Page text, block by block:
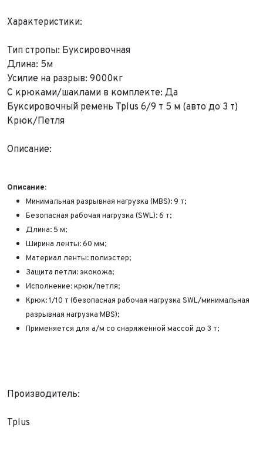
Характеристики:
Тип стропы: Буксировочная
Длина: 5м
Усилие на разрыв: 9000кг
С крюками/шаклами в комплекте: Да
Буксировочный ремень Tplus 6/9 т 5 м (авто до 3 т)
Крюк/Петля
Описание:
Описание:
Минимальная разрывная нагрузка (MBS): 9 т;
Безопасная рабочая нагрузка (SWL): 6 т;
Длина: 5 м;
Ширина ленты: 60 мм;
Материал ленты: полиэстер;
Защита петли: экокожа;
Исполнение: крюк/петля;
Крюк: 1/10 т (безопасная рабочая нагрузка SWL/минимальная
разрывная нагрузка MBS);
Применяется для а/м со снаряженной массой до 3 т;
Производитель:
Tplus